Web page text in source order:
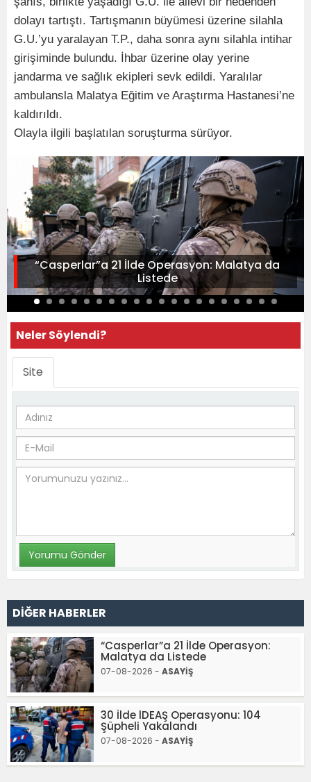
dolayı tartıştı. Tartışmanın büyümesi üzerine silahla
G.U.’yu yaralayan T.P., daha sonra aynı silahla intihar
girişiminde bulundu. İhbar üzerine olay yerine
jandarma ve sağlık ekipleri sevk edildi. Yaralılar
ambulansla Malatya Eğitim ve Araştırma Hastanesi’ne
kaldırıldı.
Olayla ilgili başlatılan soruşturma sürüyor.
“Casperlar”a 21 İlde Operasyon: Malatya da
Listede
Neler Söylendi?
Site
DİĞER HABERLER
“Casperlar”a 21 İlde Operasyon:
Malatya da Listede
07-08-2026 - ASAYİŞ
30 İlde lDEAŞ Operasyonu: 104
Şüpheli Yakalandı
07-08-2026 - ASAYİŞ